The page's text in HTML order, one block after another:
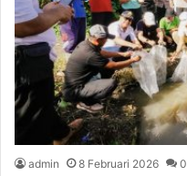
admin 8 Februari 2026 0